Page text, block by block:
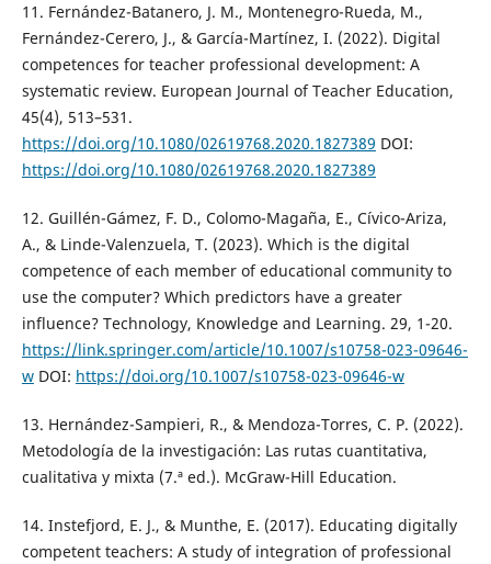
11. Fernández-Batanero, J. M., Montenegro-Rueda, M.,
Fernández-Cerero, J., & García-Martínez, I. (2022). Digital
competences for teacher professional development: A
systematic review. European Journal of Teacher Education,
45(4), 513–531.
https://doi.org/10.1080/02619768.2020.1827389 DOI:
https://doi.org/10.1080/02619768.2020.1827389
12. Guillén-Gámez, F. D., Colomo-Magaña, E., Cívico-Ariza,
A., & Linde-Valenzuela, T. (2023). Which is the digital
competence of each member of educational community to
use the computer? Which predictors have a greater
influence? Technology, Knowledge and Learning. 29, 1-20.
https://link.springer.com/article/10.1007/s10758-023-09646-
wDOI: https://doi.org/10.1007/s10758-023-09646-w
13. Hernández-Sampieri, R., & Mendoza-Torres, C. P. (2022).
Metodología de la investigación: Las rutas cuantitativa,
cualitativa y mixta (7.ª ed.). McGraw-Hill Education.
14. Instefjord, E. J., & Munthe, E. (2017). Educating digitally
competent teachers: A study of integration of professional